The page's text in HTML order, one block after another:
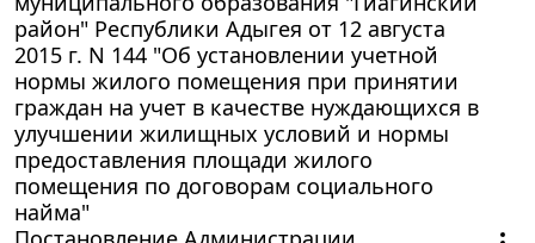
район" Республики Адыгея от 12 августа
2015 г. N 144 "Об установлении учетной
нормы жилого помещения при принятии
граждан на учет в качестве нуждающихся в
улучшении жилищных условий и нормы
предоставления площади жилого
помещения по договорам социального
найма"